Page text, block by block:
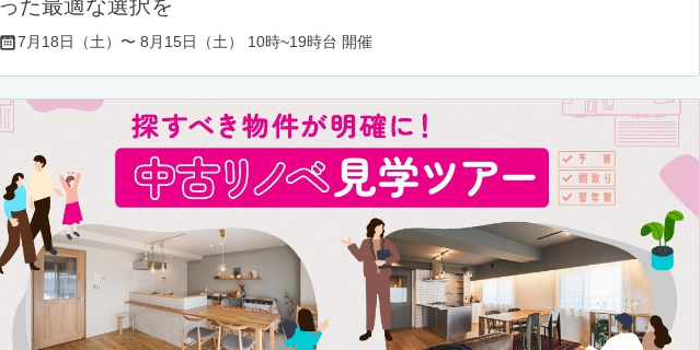
った最適な選択を
7月18日（土）〜 8月15日（土） 10時~19時台 開催